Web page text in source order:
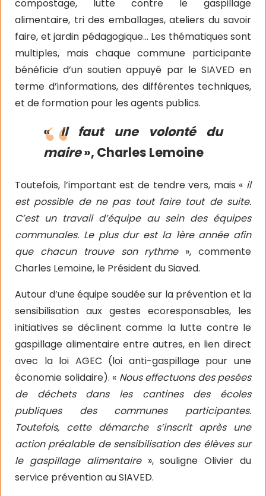
compostage, lutte contre le gaspillage
alimentaire, tri des emballages, ateliers du savoir
faire, et jardin pédagogique… Les thématiques sont
multiples, mais chaque commune participante
bénéficie d’un soutien appuyé par le SIAVED en
terme d’informations, des différentes techniques,
et de formation pour les agents publics.
«Il faut une volonté du
maire», Charles Lemoine
Toutefois, l’important est de tendre vers, mais « il
est possible de ne pas tout faire tout de suite.
C’est un travail d’équipe au sein des équipes
communales. Le plus dur est la 1ère année afin
que chacun trouve son rythme», commente
Charles Lemoine, le Président du Siaved.
Autour d’une équipe soudée sur la prévention et la
sensibilisation aux gestes ecoresponsables, les
initiatives se déclinent comme la lutte contre le
gaspillage alimentaire entre autres, en lien direct
avec la loi AGEC (loi anti-gaspillage pour une
économie solidaire). « Nous effectuons des pesées
de déchets dans les cantines des écoles
publiques des communes participantes.
Toutefois, cette démarche s’inscrit après une
action préalable de sensibilisation des élèves sur
le gaspillage alimentaire », souligne Olivier du
service prévention au SIAVED.